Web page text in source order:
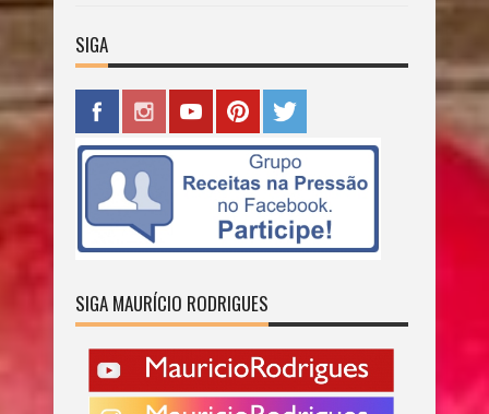
SIGA
SIGA MAURÍCIO RODRIGUES